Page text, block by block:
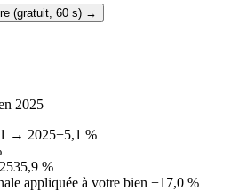
(gratuit, 60 s) →
2025
→ 2025+5,1 %
35,9 %
appliquée à votre bien +17,0 %